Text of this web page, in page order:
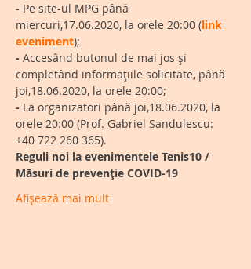
- Pe site-ul MPG până
miercuri,17.06.2020, la orele 20:00 (link
eveniment);
- Accesând butonul de mai jos și
completând informațiile solicitate, până
joi,18.06.2020, la orele 20:00;
- La organizatori până joi,18.06.2020, la
orele 20:00 (Prof. Gabriel Sandulescu:
+40 722 260 365).
Reguli noi la evenimentele Tenis10 /
Măsuri de prevenție COVID-19
Afișează mai mult